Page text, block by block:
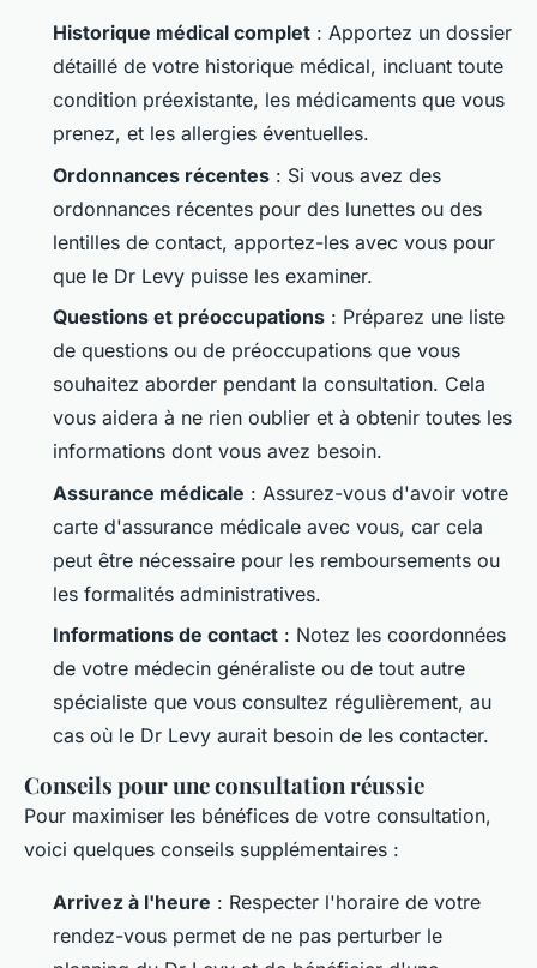
Historique médical complet : Apportez un dossier
détaillé de votre historique médical, incluant toute
condition préexistante, les médicaments que vous
prenez, et les allergies éventuelles.
Ordonnances récentes : Si vous avez des
ordonnances récentes pour des lunettes ou des
lentilles de contact, apportez-les avec vous pour
que le Dr Levy puisse les examiner.
Questions et préoccupations : Préparez une liste
de questions ou de préoccupations que vous
souhaitez aborder pendant la consultation. Cela
vous aidera à ne rien oublier et à obtenir toutes les
informations dont vous avez besoin.
Assurance médicale : Assurez-vous d'avoir votre
carte d'assurance médicale avec vous, car cela
peut être nécessaire pour les remboursements ou
les formalités administratives.
Informations de contact : Notez les coordonnées
de votre médecin généraliste ou de tout autre
spécialiste que vous consultez régulièrement, au
cas où le Dr Levy aurait besoin de les contacter.
Conseils pour une consultation réussie
Pour maximiser les bénéfices de votre consultation,
voici quelques conseils supplémentaires :
Arrivez à l'heure : Respecter l'horaire de votre
rendez-vous permet de ne pas perturber le